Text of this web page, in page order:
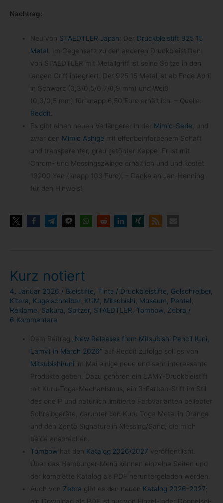
Nach­trag:
Neu von STAEDTLER Japan : Der Druck­blei­stift 925 15
Metal . Im Gegen­satz zu den ande­ren Druck­blei­stif­ten
von STAEDTLER mit Metall­griff ist seine Spitze in den
lan­gen Griff inte­griert. Der 925 15 Metal ist ab Ende April
in Schwarz (0,3/0,5/0,7/0,9 mm) und Weiß
(0,3/0,5 mm) für knapp 6,50 Euro erhält­lich. – Quelle:
Red­dit
Es gibt einen neuen Ver­län­ge­rer in der Mimic-​Serie , und
zwar den Mimic Ashige mit elfen­bein­far­be­nem Schaft
und trans­pa­ren­ter, grau getön­ter Kappe. Er ist mit
Chrom- und Mes­sing­s­zwinge erhält­lich und und kos­tet
19200 Yen (knapp 103 Euro). – Danke an Jan-​Henning
für den Hinweis!
Kurz notiert
4. Januar 2026 / Bleistifte Tinte / Druckbleistifte Gelschreiber
Kitera
Kugelschreiber KUM Mitsubishi Museum Pentel
Reklame
Sakura Spitzer STAEDTLER Tombow Zebra /
6 Kommentare
Dem Bei­trag „New Releases from Mitsu­bi­shi Pen­cil (Uni,
Lamy) in March 2026“ auf Red­dit zufolge soll es von
Mitsubishi/​uni im Mai einige neue und sehr inter­es­sante
Pro­dukte geben. Dazu gehö­ren ein LAMY-​Druckbleistift
mit Kuru-​Toga-​Mechanismus, ein 3-​Farben-​Stift im Stil
des one P und natür­lich limi­tierte Farb­va­ri­an­ten belieb­ter
Schreib­ge­räte, dar­un­ter den Kuru Toga Metal in Orange
und den Zento Signa­ture in Messing/​Sand, die mich
beide ansprechen.
Tom­bow hat den Kata­log 2026/​2027 ver­öf­fent­licht.
Über das Hamburger-​Menü kön­nen ein­zelne Sei­ten und
der kom­plette Kata­log als PDF her­un­ter­ge­la­den werden.
Auch von Zebra gibt es den neuen Kata­log 2026-​2027
ein Down­load als PDF ist nur von Einzel- oder Dop­pel­sei­